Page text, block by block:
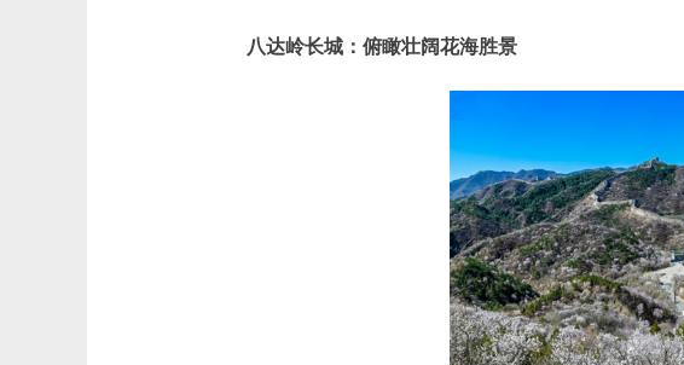
八达岭长城：俯瞰壮阔花海胜景